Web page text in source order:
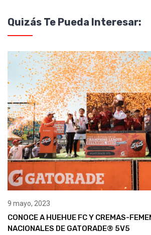
Quizás Te Pueda Interesar:
9 mayo, 2023
CONOCE A HUEHUE FC Y CREMAS-
NACIONALES DE GATORADE® 5V5